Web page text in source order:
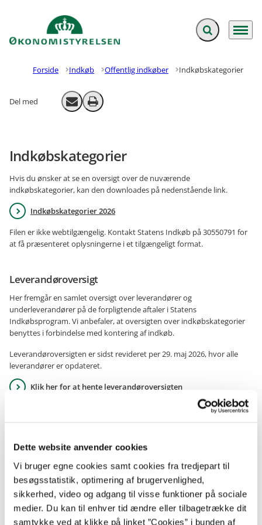
Dette website anvender cookies
Vi bruger egne cookies samt cookies fra tredjepart til
besøgsstatistik, optimering af brugervenlighed,
sikkerhed, video og adgang til visse funktioner på sociale
medier. Du kan til enhver tid ændre eller tilbagetrække dit
samtykke ved at klikke på linket ”Cookies” i bunden af
Gå til forsiden Fold søgefelt ud
Menu
Forside Indkøb Offentlig indkøber Indkøbskategorier
Del med Send email
Print
Indkøbskategorier
Hvis du ønsker at se en oversigt over de nuværende
indkøbskategorier, kan den downloades på nedenstående link.
Indkøbskategorier 2026
Filen er ikke webtilgængelig. Kontakt Statens Indkøb på 30550791 for
at få præsenteret oplysningerne i et tilgængeligt format.
Leverandøroversigt
Her fremgår en samlet oversigt over leverandører og
underleverandører på de forpligtende aftaler i Statens
Indkøbsprogram. Vi anbefaler, at oversigten over indkøbskategorier
benyttes i forbindelse med kontering af indkøb.
Leverandøroversigten er sidst revideret per 29. maj 2026, hvor alle
leverandører er opdateret.
Klik her for at hente leverandøroversigten
Filen er ikke webtilgængelig. Kontakt Statens Indkøb på 30550791 for
indkøbssystemer, hvorfor leverandørfeltet hele tiden opdateres. Det
anbefales derfor, at holde øje med leverandørfeltet inde på Ethics,
som man kan få adgang til gennem SKI's hjemmeside.